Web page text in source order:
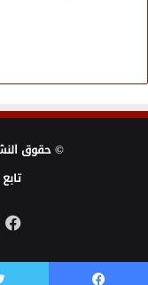
© حقوق النشر 2013 ، الحقوق